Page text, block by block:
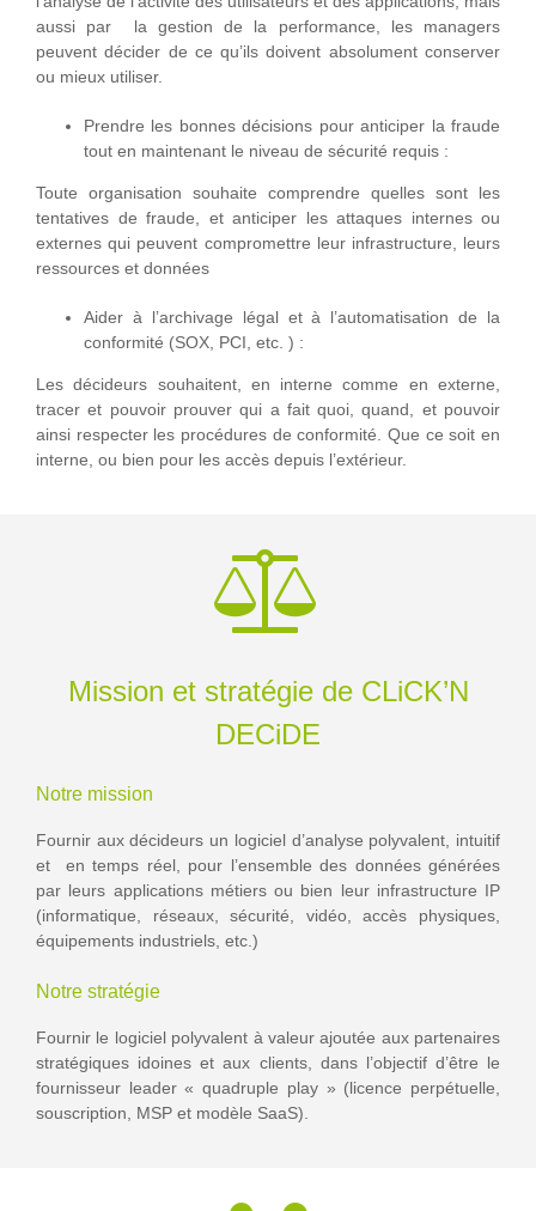
aussi par la gestion de la performance, les managers
peuvent décider de ce qu’ils doivent absolument conserver
ou mieux utiliser.
Prendre les bonnes décisions pour anticiper la fraude
tout en maintenant le niveau de sécurité requis :
Toute organisation souhaite comprendre quelles sont les
tentatives de fraude, et anticiper les attaques internes ou
externes qui peuvent compromettre leur infrastructure, leurs
ressources et données
Aider à l’archivage légal et à l’automatisation de la
conformité (SOX, PCI, etc. ) :
Les décideurs souhaitent, en interne comme en externe,
tracer et pouvoir prouver qui a fait quoi, quand, et pouvoir
ainsi respecter les procédures de conformité. Que ce soit en
interne, ou bien pour les accès depuis l’extérieur.
Mission et stratégie de CLiCK’N
DECiDE
Notre mission
Fournir aux décideurs un logiciel d’analyse polyvalent, intuitif
et en temps réel, pour l’ensemble des données générées
par leurs applications métiers ou bien leur infrastructure IP
(informatique, réseaux, sécurité, vidéo, accès physiques,
équipements industriels, etc.)
Notre stratégie
Fournir le logiciel polyvalent à valeur ajoutée aux partenaires
stratégiques idoines et aux clients, dans l’objectif d’être le
fournisseur leader « quadruple play » (licence perpétuelle,
souscription, MSP et modèle SaaS).